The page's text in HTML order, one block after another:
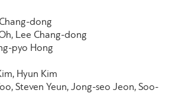
dong
Lee Chang-dong
pyo Hong
Hyun Kim
Steven Yeun, Jong-seo Jeon, Soo-